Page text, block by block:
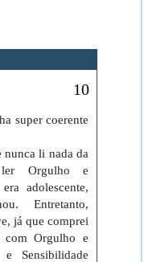
super coerente
nunca li nada da
Orgulho e
adolescente,
Entretanto,
já que comprei
com Orgulho e
e Sensibilidade